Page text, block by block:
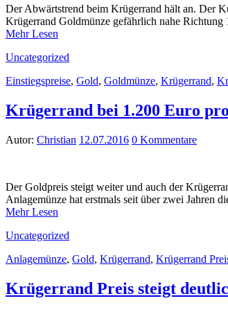
Der Abwärtstrend beim Krügerrand hält an. Der
Krügerrand Goldmünze gefährlich nahe
Mehr Lesen
Uncategorized
Einstiegspreise, Gold, Goldmünze, Krügerrand,
Krügerrand bei 1.200 Euro
Autor: Christian 12.07.2016 0 Kommentare
Der Goldpreis steigt weiter und auch der
Anlagemünze hat erstmals seit über zwei Jahren
Mehr Lesen
Uncategorized
Anlagemünze, Gold, Krügerrand, Krügerrand
Krügerrand Preis steigt